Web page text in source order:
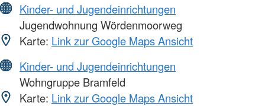
Kinder- und Jugendeinrichtungen
Jugendwohnung Wördenmoorweg
Karte: Link zur Google Maps Ansicht
Kinder- und Jugendeinrichtungen
Wohngruppe Bramfeld
Karte: Link zur Google Maps Ansicht